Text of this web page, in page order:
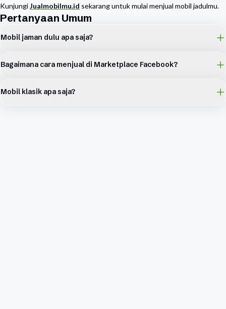
KunjungiJualmobilmu.id sekarang untuk mulai menjual mobil jadulmu.
Pertanyaan Umum
Mobil jaman dulu apa saja?
Bagaimana cara menjual di Marketplace Facebook?
Mobil klasik apa saja?